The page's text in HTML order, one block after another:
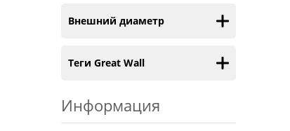
Chery
Chrysler
Daewoo
Внешний диаметр
Теги Great Wall
Информация